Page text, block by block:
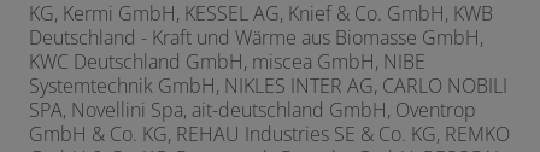
KG, Kermi GmbH, KESSEL AG, Knief & Co. GmbH, KWB
Deutschland - Kraft und Wärme aus Biomasse GmbH,
KWC Deutschland GmbH, miscea GmbH, NIBE
Systemtechnik GmbH, NIKLES INTER AG, CARLO NOBILI
SPA, Novellini Spa, ait-deutschland GmbH, Oventrop
GmbH & Co. KG, REHAU Industries SE & Co. KG, REMKO